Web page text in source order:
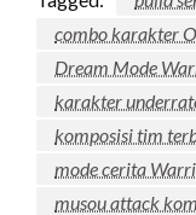
combo karakter
Dream Mode
karakter
komposisi tim
mode cerita
musou attack